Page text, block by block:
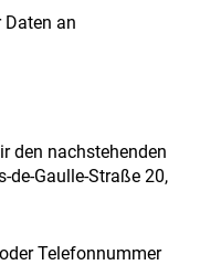
Daten an
den nachstehenden
de-Gaulle-Straße 20,
Telefonnummer